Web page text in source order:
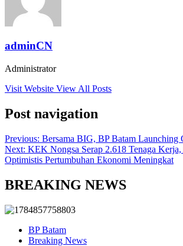
adminCN
Administrator
Visit Website View All Posts
Post navigation
Previous: Bersama BIG, BP Batam Launching
Next: KEK Nongsa Serap 2.618 Tenaga
Optimistis Pertumbuhan Ekonomi Meningkat
BREAKING NEWS
BP Batam
Breaking News